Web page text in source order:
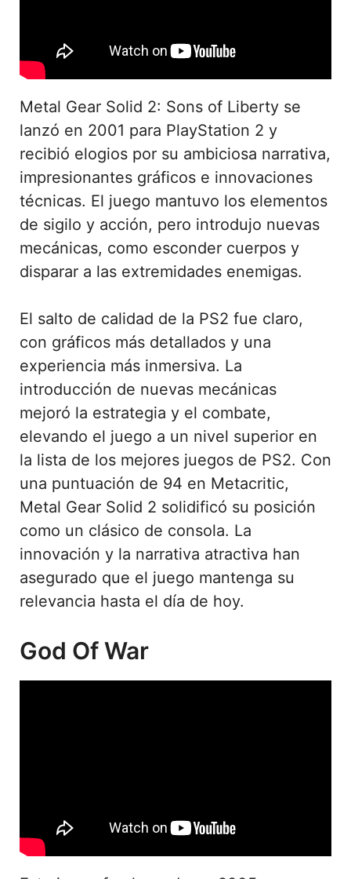
Metal Gear Solid 2: Sons of Liberty se
lanzó en 2001 para PlayStation 2 y
recibió elogios por su ambiciosa narrativa,
impresionantes gráficos e innovaciones
técnicas. El juego mantuvo los elementos
de sigilo y acción, pero introdujo nuevas
mecánicas, como esconder cuerpos y
disparar a las extremidades enemigas.
El salto de calidad de la PS2 fue claro,
con gráficos más detallados y una
experiencia más inmersiva. La
introducción de nuevas mecánicas
mejoró la estrategia y el combate,
elevando el juego a un nivel superior en
la lista de los mejores juegos de PS2. Con
una puntuación de 94 en Metacritic,
Metal Gear Solid 2 solidificó su posición
como un clásico de consola. La
innovación y la narrativa atractiva han
asegurado que el juego mantenga su
relevancia hasta el día de hoy.
God Of War